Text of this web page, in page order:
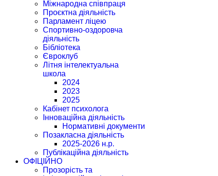
Міжнародна співпраця
Проєктна діяльність
Парламент ліцею
Спортивно-оздоровча
діяльність
Бібліотека
Євроклуб
Літня інтелектуальна
школа
2024
2023
2025
Кабінет психолога
Інноваційна діяльність
Нормативні документи
Позакласна діяльність
2025-2026 н.р.
Публікаційна діяльність
ОФІЦІЙНО
Прозорість та